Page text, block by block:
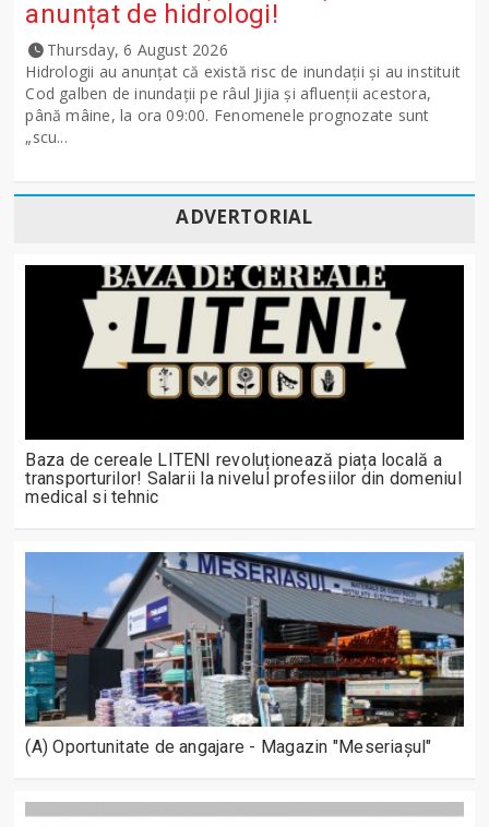
anunțat de hidrologi!
Thursday, 6 August 2026
Hidrologii au anunțat că există risc de inundații și au instituit
Cod galben de inundații pe râul Jijia și afluenții acestora,
până mâine, la ora 09:00. Fenomenele prognozate sunt
„scu...
ADVERTORIAL
Baza de cereale LITENI revoluționează piața locală a
transporturilor! Salarii la nivelul profesiilor din domeniul
medical si tehnic
(A) Oportunitate de angajare - Magazin "Meseriașul"